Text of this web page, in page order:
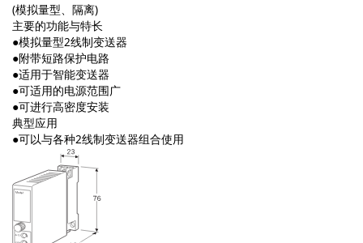
(模拟量型、隔离)
主要的功能与特长
●模拟量型2线制变送器
●附带短路保护电路
●适用于智能变送器
●可适用的电源范围广
●可进行高密度安装
典型应用
●可以与各种2线制变送器组合使用